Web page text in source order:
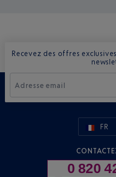
Recevez des offres
Adresse email
FR
0 820